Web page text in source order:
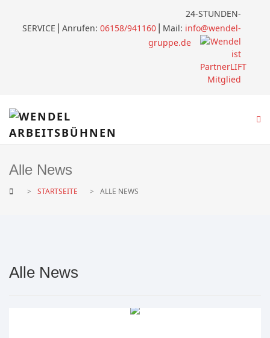
24-STUNDEN-
SERVICE
Anrufen: 06158/941160 ⎪Mail: info@wendel-
gruppe.de
Alle News
STARTSEITE ALLE NEWS
Alle News